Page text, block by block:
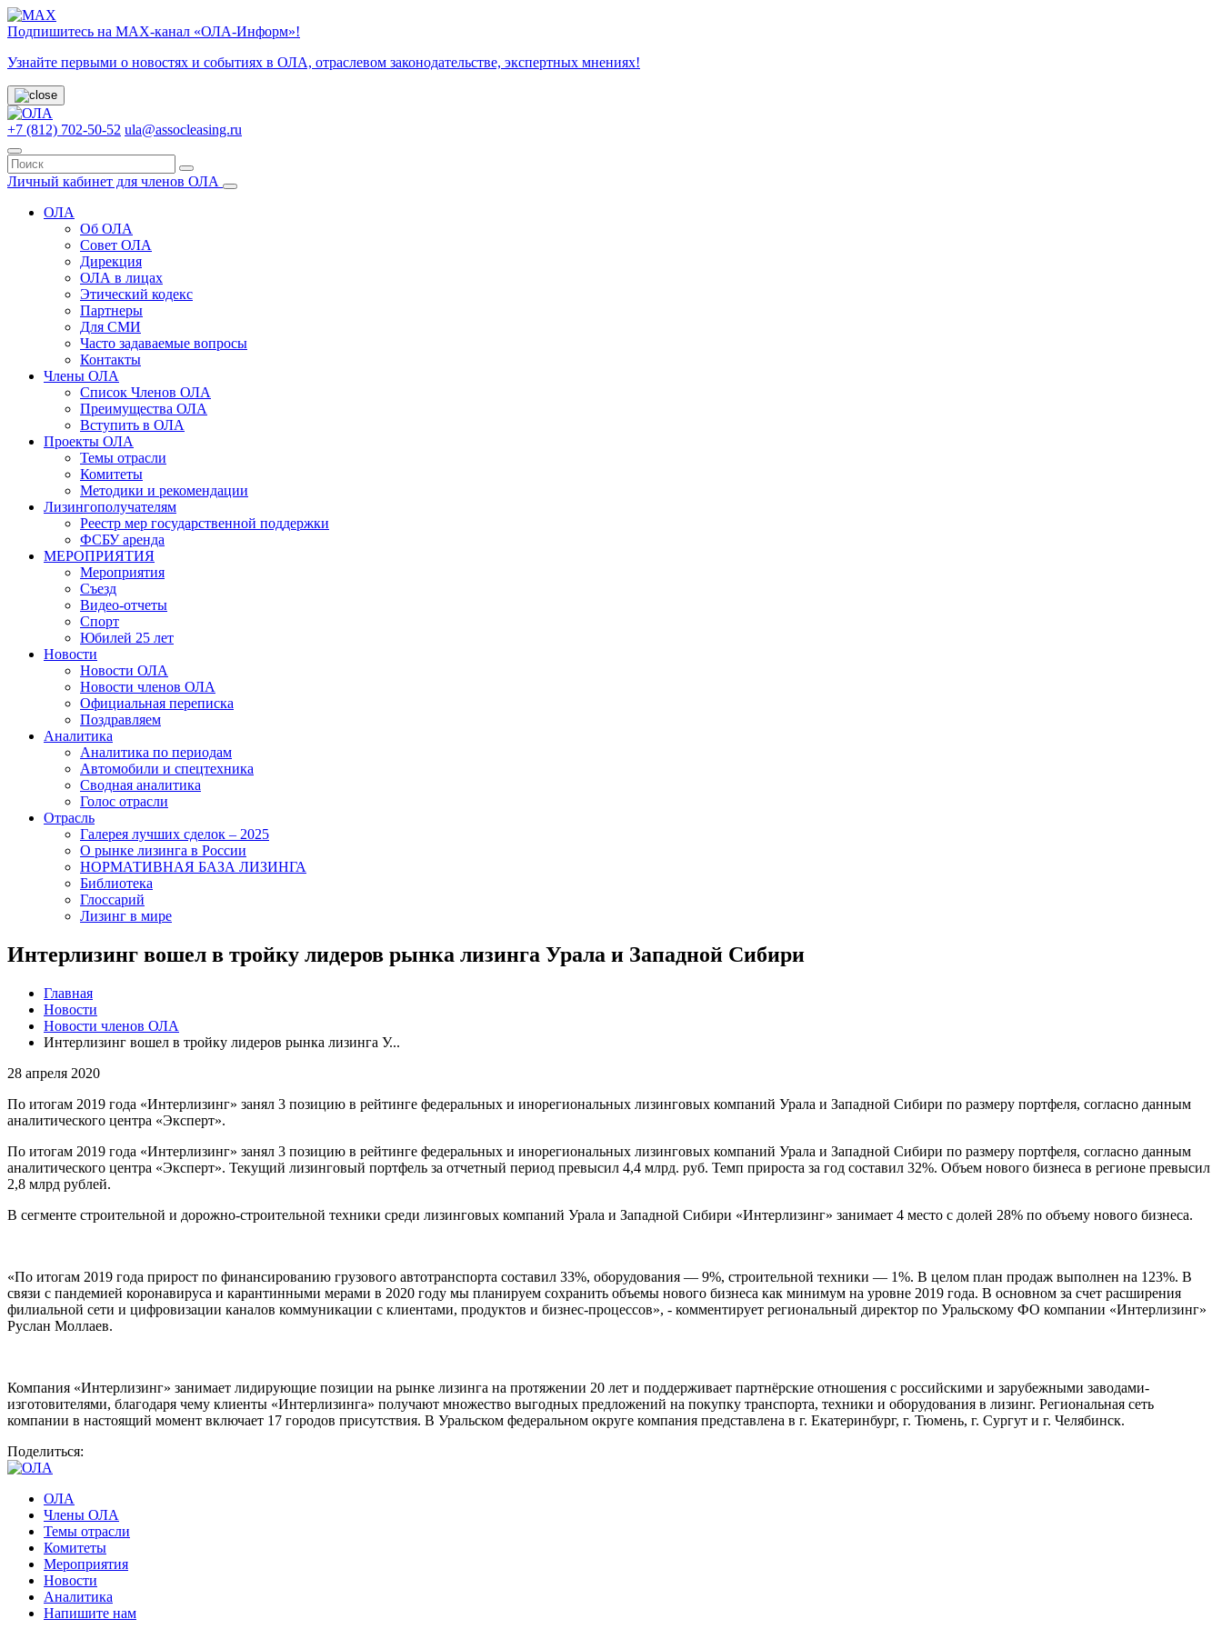
Подпишитесь на МАХ-канал «ОЛА-Информ»!
Узнайте первыми о новостях и событиях в ОЛА, отраслевом законодательстве, экспертных мнениях!
+7 (812) 702-50-52 ula@assocleasing.ru
Личный кабинет для членов ОЛА
ОЛА
Об ОЛА
Совет ОЛА
Дирекция
ОЛА в лицах
Этический кодекс
Партнеры
Для СМИ
Часто задаваемые вопросы
Контакты
Члены ОЛА
Список Членов ОЛА
Преимущества ОЛА
Вступить в ОЛА
Проекты ОЛА
Темы отрасли
Комитеты
Методики и рекомендации
Лизингополучателям
Реестр мер государственной поддержки
ФСБУ аренда
МЕРОПРИЯТИЯ
Мероприятия
Съезд
Видео-отчеты
Спорт
Юбилей 25 лет
Новости
Новости ОЛА
Новости членов ОЛА
Официальная переписка
Поздравляем
Аналитика
Аналитика по периодам
Автомобили и спецтехника
Сводная аналитика
Голос отрасли
Отрасль
Галерея лучших сделок – 2025
О рынке лизинга в России
НОРМАТИВНАЯ БАЗА ЛИЗИНГА
Библиотека
Глоссарий
Лизинг в мире
Интерлизинг вошел в тройку лидеров рынка лизинга Урала и Западной Сибири
Главная
Новости
Новости членов ОЛА
Интерлизинг вошел в тройку лидеров рынка лизинга У...
28 апреля 2020
По итогам 2019 года «Интерлизинг» занял 3 позицию в рейтинге федеральных и инорегиональных лизинговых компаний Урала и Западной Сибири по размеру портфеля, согласно данным
аналитического центра «Эксперт».
По итогам 2019 года «Интерлизинг» занял 3 позицию в рейтинге федеральных и инорегиональных лизинговых компаний Урала и Западной Сибири по размеру портфеля, согласно данным
аналитического центра «Эксперт». Текущий лизинговый портфель за отчетный период превысил 4,4 млрд. руб. Темп прироста за год составил 32%. Объем нового бизнеса в регионе превысил
2,8 млрд рублей.
В сегменте строительной и дорожно-строительной техники среди лизинговых компаний Урала и Западной Сибири «Интерлизинг» занимает 4 место с долей 28% по объему нового бизнеса.
«По итогам 2019 года прирост по финансированию грузового автотранспорта составил 33%, оборудования — 9%, строительной техники — 1%. В целом план продаж выполнен на 123%. В
связи с пандемией коронавируса и карантинными мерами в 2020 году мы планируем сохранить объемы нового бизнеса как минимум на уровне 2019 года. В основном за счет расширения
филиальной сети и цифровизации каналов коммуникации с клиентами, продуктов и бизнес-процессов», - комментирует региональный директор по Уральскому ФО компании «Интерлизинг»
Руслан Моллаев.
Компания «Интерлизинг» занимает лидирующие позиции на рынке лизинга на протяжении 20 лет и поддерживает партнёрские отношения с российскими и зарубежными заводами-
изготовителями, благодаря чему клиенты «Интерлизинга» получают множество выгодных предложений на покупку транспорта, техники и оборудования в лизинг. Региональная сеть
компании в настоящий момент включает 17 городов присутствия. В Уральском федеральном округе компания представлена в г. Екатеринбург, г. Тюмень, г. Сургут и г. Челябинск.
Поделиться:
ОЛА
Члены ОЛА
Темы отрасли
Комитеты
Мероприятия
Новости
Аналитика
Напишите нам